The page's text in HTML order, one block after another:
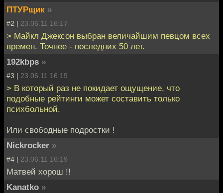
ПТУРщик »
#2 | 23.06.11 16:17
> Майкл Джексон выбран величайшим певцом всех
времен. Точнее - последних 50 лет.
192kbps »
#3 | 23.06.11 16:19
> В который раз не покидает ощущение, что
подобные рейтинги может составить только
психбольной.
Или свободные подростки !
Nickrocker »
#4 | 23.06.11 16:19
Матвей хорош !!
Kanatko »